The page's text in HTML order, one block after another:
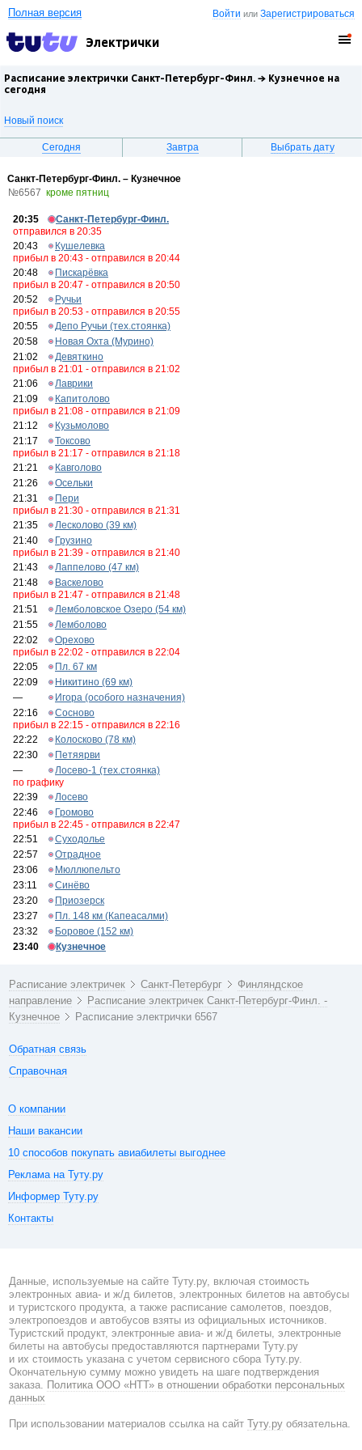
Войти илиЗарегистрироваться
Полная версия
Электрички
Расписание электрички Санкт-Петербург-Финл. → Кузнечное на
сегодня
Новый поиск
Сегодня Завтра Выбрать дату
Санкт-Петербург-Финл. – Кузнечное
№6567 кроме пятниц
20:35
Санкт-Петербург-Финл.
отправился в 20:35
20:43
Кушелевка
прибыл в 20:43 - отправился в 20:44
20:48
Пискарёвка
прибыл в 20:47 - отправился в 20:50
20:52
Ручьи
прибыл в 20:53 - отправился в 20:55
20:55
Депо Ручьи (тех.стоянка)
20:58
Новая Охта (Мурино)
21:02
Девяткино
прибыл в 21:01 - отправился в 21:02
21:06
Лаврики
21:09
Капитолово
прибыл в 21:08 - отправился в 21:09
21:12
Кузьмолово
21:17
Токсово
прибыл в 21:17 - отправился в 21:18
21:21
Кавголово
21:26
Осельки
21:31
Пери
прибыл в 21:30 - отправился в 21:31
21:35
Лесколово (39 км)
21:40
Грузино
прибыл в 21:39 - отправился в 21:40
21:43
Лаппелово (47 км)
21:48
Васкелово
прибыл в 21:47 - отправился в 21:48
21:51
Лемболовское Озеро (54 км)
21:55
Лемболово
22:02
Орехово
прибыл в 22:02 - отправился в 22:04
22:05
Пл. 67 км
22:09
Никитино (69 км)
—
Игора (особого назначения)
22:16
Сосново
прибыл в 22:15 - отправился в 22:16
22:22
Колосково (78 км)
22:30
Петяярви
—
Лосево-1 (тех.стоянка)
по графику
22:39
Лосево
22:46
Громово
прибыл в 22:45 - отправился в 22:47
22:51
Суходолье
22:57
Отрадное
23:06
Мюллюпельто
23:11
Синёво
23:20
Приозерск
23:27
Пл. 148 км (Капеасалми)
23:32
Боровое (152 км)
23:40
Кузнечное
Расписание электричек Санкт-Петербург
Финляндское
направление
Расписание электричек Санкт-Петербург-Финл. -
Кузнечное
Расписание электрички 6567
Обратная связь
Справочная
О компании
Наши вакансии
10 способов покупать авиабилеты выгоднее
Реклама на Туту.ру
Информер Туту.ру
Контакты
Данные, используемые на сайте Туту.ру, включая стоимость
электронных авиа- и ж/д билетов, электронных билетов на автобусы
и туристского продукта, а также расписание самолетов, поездов,
электропоездов и автобусов взяты из официальных источников.
Туристский продукт, электронные авиа- и ж/д билеты, электронные
билеты на автобусы предоставляются партнерами Туту.ру
и их стоимость указана с учетом сервисного сбора Туту.ру.
Окончательную сумму можно увидеть на шаге подтверждения
заказа. Политика ООО «НТТ» в отношении обработки персональных
данных
При использовании материалов ссылка на сайт Туту.ру обязательна.